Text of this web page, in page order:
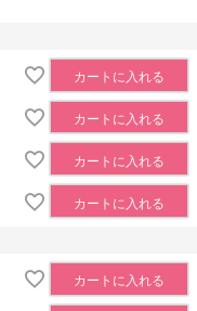
カートに入れる
カートに入れる
カートに入れる
カートに入れる
カートに入れる